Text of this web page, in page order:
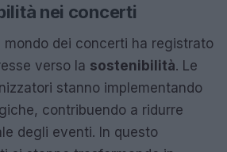
nei concerti
mondo dei concerti ha registrato
verso la sostenibilità. Le
stanno implementando
contribuendo a ridurre
degli eventi. In questo